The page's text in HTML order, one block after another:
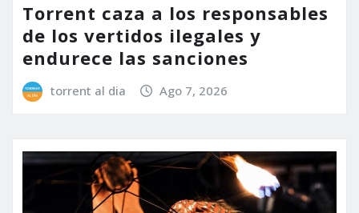
Torrent caza a los responsables
de los vertidos ilegales y
endurece las sanciones
torrent al dia Ago 7, 2026